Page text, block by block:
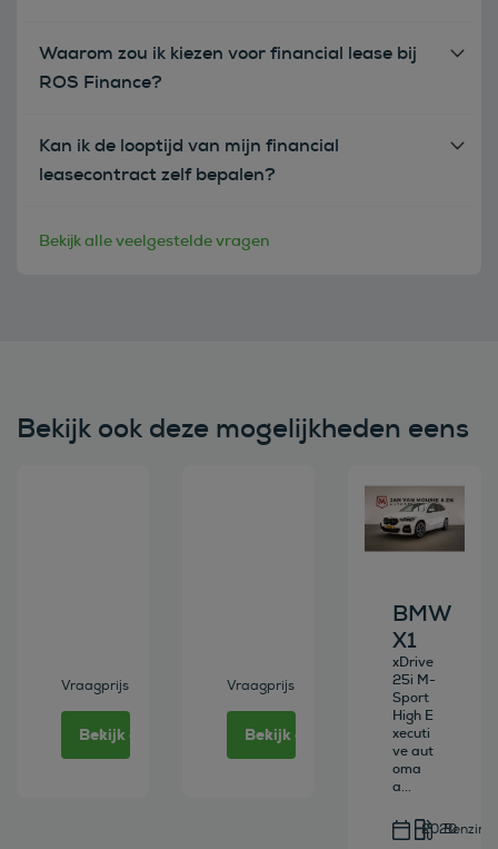
Waarom zou ik kiezen voor financial lease bij
ROS Finance?
Kan ik de looptijd van mijn financial
leasecontract zelf bepalen?
Bekijk alle veelgestelde vragen
Bekijk ook deze mogelijkheden eens
Vraagprijs
Bekijk deze auto
Vraagprijs
Bekijk deze auto
Bekijk deze
BMW
X1
xDrive
25i M-
Sport
High E
xecuti
ve aut
oma
a...
2020Benzine